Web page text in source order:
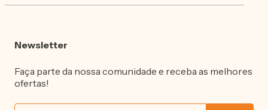
Newsletter
Faça parte da nossa comunidade e receba as melhores
ofertas!